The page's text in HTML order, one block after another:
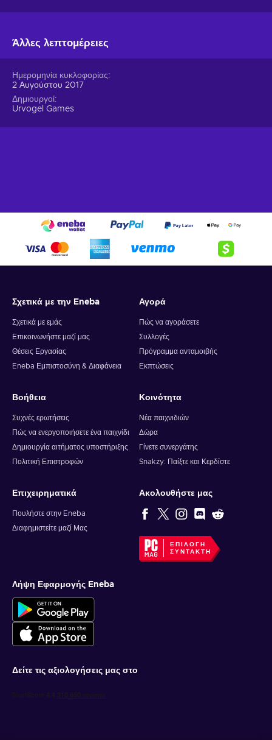
Άλλες λεπτομέρειες
Ημερομηνία κυκλοφορίας
2 Αυγούστου 2017
Δημιουργοί
Urvogel Games
Σχετικά με την Eneba
Σχετικά με εμάς
Επικοινωνήστε μαζί μας
Θέσεις Εργασίας
Eneba Εμπιστοσύνη & Διαφάνεια
Αγορά
Πώς να αγοράσετε
Συλλογές
Πρόγραμμα ανταμοιβής
Εκπτώσεις
Βοήθεια
Συχνές ερωτήσεις
Πώς να ενεργοποιήσετε ένα παιχνίδι
Δημιουργία αιτήματος υποστήριξης
Πολιτική Επιστροφών
Κοινότητα
Νέα παιχνιδιών
Δώρα
Γίνετε συνεργάτης
Snakzy: Παίξτε και Κερδίστε
Επιχειρηματικά
Πουλήστε στην Eneba
Διαφημιστείτε μαζί Μας
Ακολουθήστε μας
ΕΠΙΛΟΓΉ
ΣΥΝΤΆΚΤΗ
Λήψη Εφαρμογής Eneba
Δείτε τις αξιολογήσεις μας στο